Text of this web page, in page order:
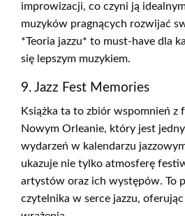
improwizacji, co czyni ją
muzyków pragnących rozwijać
*Teoria jazzu* to must-have dla
się lepszym muzykiem.
9. Jazz Fest Memories
Książka ta to zbiór wspomnień z
Nowym Orleanie, który jest
wydarzeń w kalendarzu
ukazuje nie tylko atmosferę
artystów oraz ich występów. To
czytelnika w serce jazzu,